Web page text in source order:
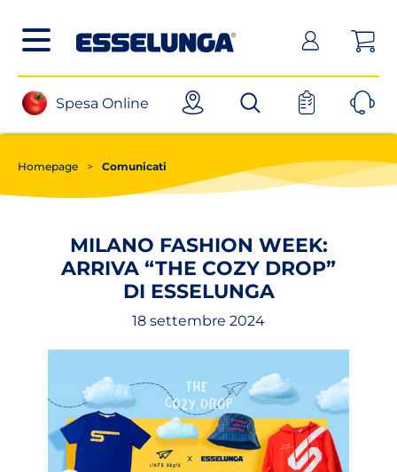
Spesa Online(apri in un nuovo tab)
Homepage > Comunicati
MILANO FASHION WEEK:
ARRIVA “THE COZY DROP”
DI ESSELUNGA
18 settembre 2024